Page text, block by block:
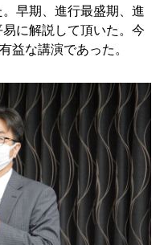
早期、進行最盛期、進
に解説して頂いた。今
益な講演であった。